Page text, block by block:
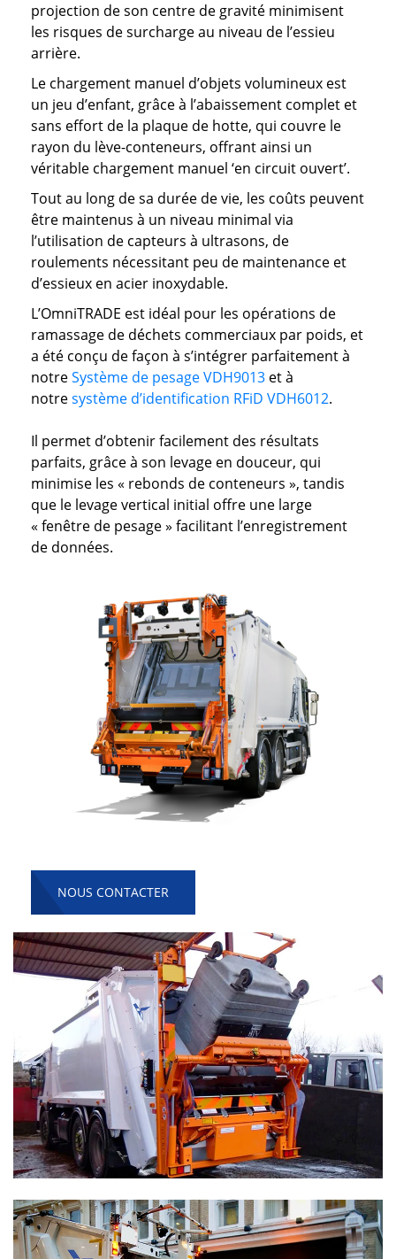
projection de son centre de gravité minimisent
les risques de surcharge au niveau de l’essieu
arrière.
Le chargement manuel d’objets volumineux est
un jeu d’enfant, grâce à l’abaissement complet et
sans effort de la plaque de hotte, qui couvre le
rayon du lève-conteneurs, offrant ainsi un
véritable chargement manuel ‘en circuit ouvert’.
Tout au long de sa durée de vie, les coûts peuvent
être maintenus à un niveau minimal via
l’utilisation de capteurs à ultrasons, de
roulements nécessitant peu de maintenance et
d’essieux en acier inoxydable.
L’OmniTRADE est idéal pour les opérations de
ramassage de déchets commerciaux par poids, et
a été conçu de façon à s’intégrer parfaitement à
notreSystème de pesage VDH9013 et à
notresystème d’identification RFiD VDH6012.
Il permet d’obtenir facilement des résultats
parfaits, grâce à son levage en douceur, qui
minimise les « rebonds de conteneurs », tandis
que le levage vertical initial offre une large
« fenêtre de pesage » facilitant l’enregistrement
de données.
NOUS CONTACTER